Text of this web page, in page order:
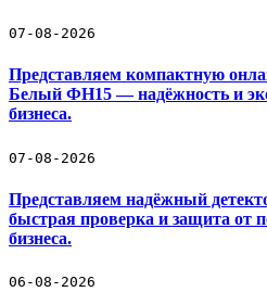
07-08-2026
Представляем компактную
Белый ФН15 — надёжность и
бизнеса.
07-08-2026
Представляем надёжный
быстрая проверка и защита от
бизнеса.
06-08-2026